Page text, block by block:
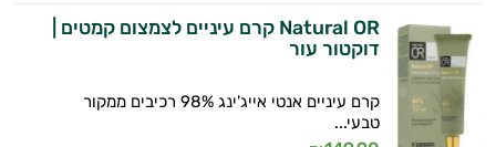
Natural OR קרם עיניים לצמצום קמטים |
דוקטור עור
קרם עיניים אנטי אייג'ינג 98% רכיבים ממקור
טבעי...